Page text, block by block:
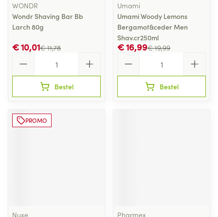
WONDR
Wondr Shaving Bar Bb
Larch 80g
€ 11,78
€ 10,01
Bestel
Umami
Umami Woody Lemons
Bergamot&ceder Men
Shav.cr250ml
€ 19,99
€ 16,99
Bestel
PROMO
Nuxe Pharmex